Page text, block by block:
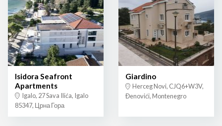
Isidora Seafront
Apartments
Igalo, 27 Sava Ilića, Igalo
85347, Црна Гора
Giardino
Herceg Novi, CJQ6+W3V,
Đenovići, Montenegro